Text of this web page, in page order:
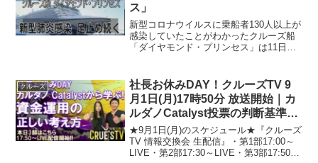
ス」
新型コロナウイルスに乗船者130人以上が
感染していたことがわかったクルーズ船
「ダイヤモンド・プリンセス」は11日も
ウイルス検査で陽性反応となり、9日まで
に感染が判明...
クルーズ
社長お休みDAY！クルーズTV 9
月1日(月)17時50分 放送開始｜カ
ルダノCatalyst投票の判断基準！
怪しい提案を見抜く目・予算の妥
当性・成果の測定・慎重な投票姿
勢を学ぶ！
★9月1日(月)のスケジュール★『クルーズ
TV 情報交換会 生配信』・第1部17:00～
LIVE・第2部17:30～LIVE・第3部17:50～